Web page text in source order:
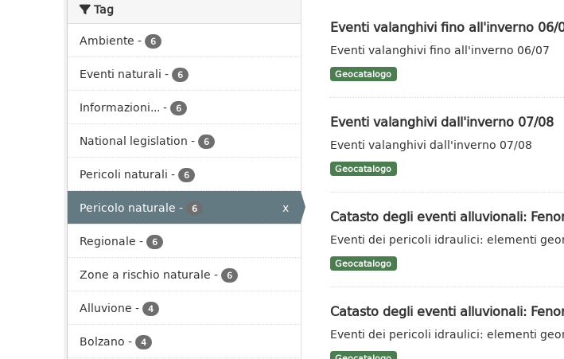
Tag
Ambiente - 6
Eventi naturali - 6
Informazioni... - 6
National legislation - 6
Pericoli naturali - 6
Pericolo naturale - 6
x
Regionale - 6
Zone a rischio naturale - 6
Alluvione - 4
Bolzano - 4
Eventi valanghivi fino all'inverno 06/
Eventi valanghivi fino all'inverno 06/07
Geocatalogo
Eventi valanghivi dall'inverno 07/08
Eventi valanghivi dall'inverno 07/08
Geocatalogo
Catasto degli eventi alluvionali:
Eventi dei pericoli idraulici: elementi
Geocatalogo
Catasto degli eventi alluvionali:
Eventi dei pericoli idraulici: elementi